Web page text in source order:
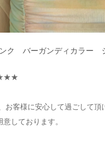
ク バーガンディカラー
お客様に安心して過ごして
用意しております。